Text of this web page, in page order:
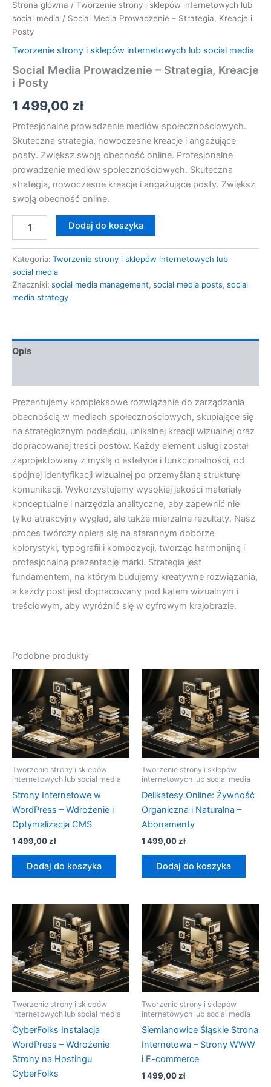
Strona główna / Tworzenie strony i sklepów internetowych lub
social media / Social Media Prowadzenie – Strategia, Kreacje i
Posty
Tworzenie strony i sklepów internetowych lub social media
Social Media Prowadzenie – Strategia, Kreacje
i Posty
1 499,00 zł
Profesjonalne prowadzenie mediów społecznościowych.
Skuteczna strategia, nowoczesne kreacje i angażujące
posty. Zwiększ swoją obecność online. Profesjonalne
prowadzenie mediów społecznościowych. Skuteczna
strategia, nowoczesne kreacje i angażujące posty. Zwiększ
swoją obecność online.
Dodaj do koszyka
Kategoria: Tworzenie strony i sklepów internetowych lub
social media
Znaczniki: social media management, social media posts, social
media strategy
Opis
Prezentujemy kompleksowe rozwiązanie do zarządzania
obecnością w mediach społecznościowych, skupiające się
na strategicznym podejściu, unikalnej kreacji wizualnej oraz
dopracowanej treści postów. Każdy element usługi został
zaprojektowany z myślą o estetyce i funkcjonalności, od
spójnej identyfikacji wizualnej po przemyślaną strukturę
komunikacji. Wykorzystujemy wysokiej jakości materiały
konceptualne i narzędzia analityczne, aby zapewnić nie
tylko atrakcyjny wygląd, ale także mierzalne rezultaty. Nasz
proces twórczy opiera się na starannym doborze
kolorystyki, typografii i kompozycji, tworząc harmonijną i
profesjonalną prezentację marki. Strategia jest
fundamentem, na którym budujemy kreatywne rozwiązania,
a każdy post jest dopracowany pod kątem wizualnym i
treściowym, aby wyróżnić się w cyfrowym krajobrazie.
Podobne produkty
Tworzenie strony i sklepów
internetowych lub social media
Strony Internetowe w
WordPress – Wdrożenie i
Optymalizacja CMS
1 499,00zł
Dodaj do koszyka
Tworzenie strony i sklepów
internetowych lub social media
Delikatesy Online: Żywność
Organiczna i Naturalna –
Abonamenty
1 499,00zł
Dodaj do koszyka
Tworzenie strony i sklepów
internetowych lub social media
CyberFolks Instalacja
WordPress – Wdrożenie
Strony na Hostingu
CyberFolks
Tworzenie strony i sklepów
internetowych lub social media
Siemianowice Śląskie Strona
Internetowa – Strony WWW
i E-commerce
1 499,00zł